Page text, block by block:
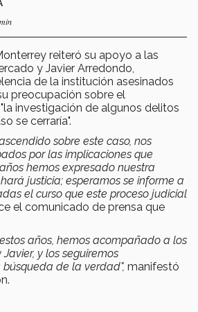
reiteró su apoyo a las
y Javier Arredondo,
de la institución asesinados
preocupación sobre el
investigación de algunos delitos
se cerraría".
sobre este caso, nos
por las implicaciones que
hemos expresado nuestra
justicia; esperamos se informe a
el curso que este proceso judicial
el comunicado de prensa que
años, hemos acompañado a los
y los seguiremos
de la verdad", manifestó